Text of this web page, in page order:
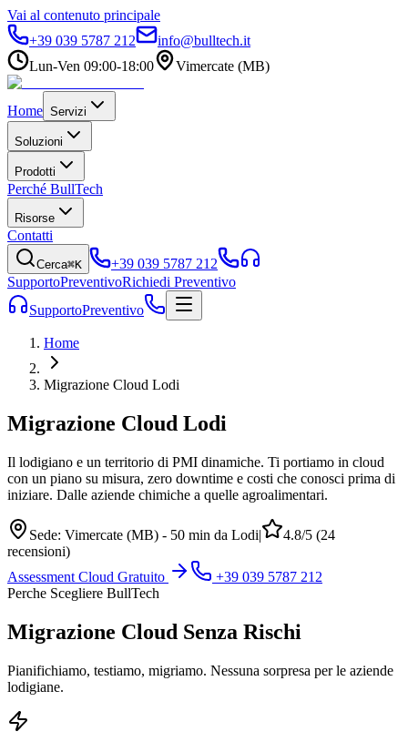
Vai al contenuto principale
+39 039 5787 212
info@bulltech.it
Lun-Ven 09:00-18:00
Vimercate (MB)
Home Servizi
Soluzioni
Prodotti
Perché BullTech
Risorse
Contatti
Cerca⌘K
+39 039 5787 212
SupportoPreventivoRichiedi Preventivo
SupportoPreventivo
Home
Migrazione Cloud Lodi
Migrazione Cloud Lodi
Il lodigiano e un territorio di PMI dinamiche. Ti portiamo in cloud
con un piano su misura, zero downtime e costi che conosci prima di
iniziare. Dalle aziende chimiche a quelle agroalimentari.
Sede: Vimercate (MB) - 50 min da Lodi|
4.8/5 (24
recensioni)
Assessment Cloud Gratuito
+39 039 5787 212
Perche Scegliere BullTech
Migrazione Cloud Senza Rischi
Pianifichiamo, testiamo, migriamo. Nessuna sorpresa per le aziende
lodigiane.